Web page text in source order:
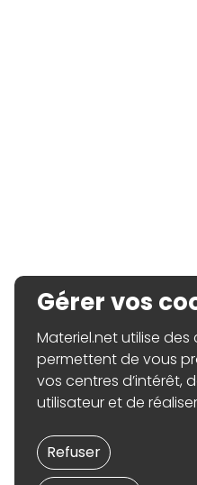
Gérer vos
Materiel.net utilise
permettent de vous
vos centres d’intérêt,
utilisateur et de
Refuser